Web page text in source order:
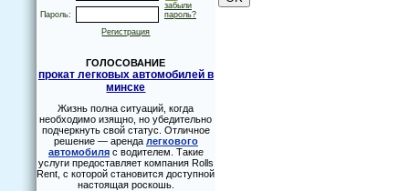
Пароль:
забыли
пароль?
Регистрация
ГОЛОСОВАНИЕ
прокат легковых автомобилей в
минске
Жизнь полна ситуаций, когда
необходимо изящно, но убедительно
подчеркнуть свой статус. Отличное
решение — аренда легкового
автомобиля с водителем. Такие
услуги предоставляет компания Rolls
Rent, с которой становится доступной
настоящая роскошь.